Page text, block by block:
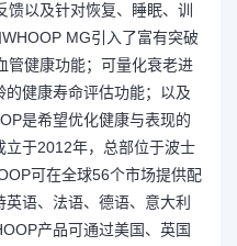
以及针对恢复、睡眠、训
MG引入了富有突破
管健康功能；可量化衰老进
健康寿命评估功能；以及
是希望优化健康与表现的
立于2012年，总部位于波士
可在全球56个市场提供配
语、法语、德语、意大利
产品可通过美国、英国